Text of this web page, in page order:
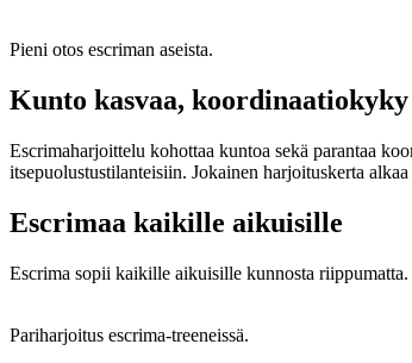
Pieni otos escriman aseista.
Kunto kasvaa, koordinaatiokyky
Escrimaharjoittelu kohottaa kuntoa sekä parantaa
itsepuolustustilanteisiin. Jokainen harjoituskerta
Escrimaa kaikille aikuisille
Escrima sopii kaikille aikuisille kunnosta
Pariharjoitus escrima-treeneissä.